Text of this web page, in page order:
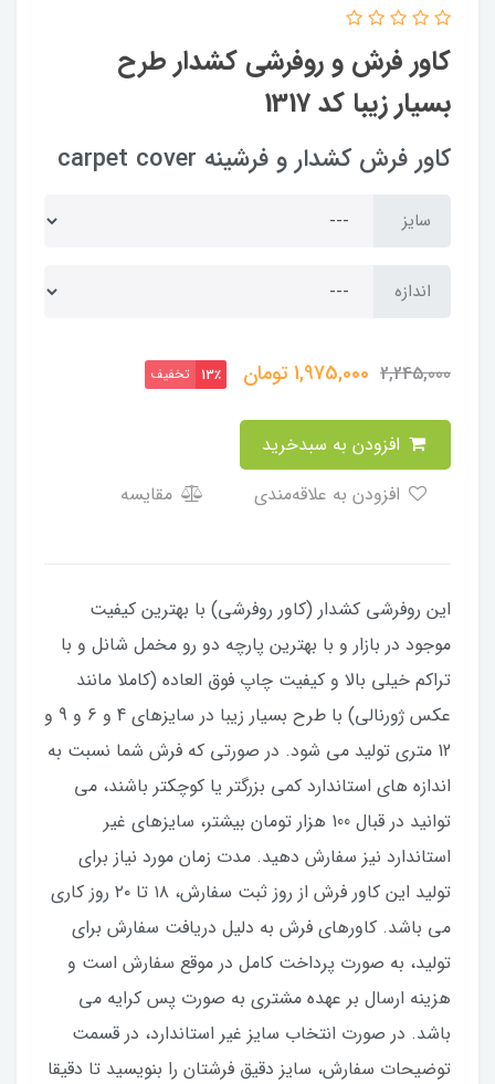
کاور فرش و روفرشی کشدار طرح
بسیار زیبا کد 1317
کاور فرش کشدار و فرشینه carpet cover
سایز
اندازه
2,245,000
1,975,000تومان 13٪ تخفیف
مقایسه
این روفرشی کشدار (کاور روفرشی) با بهترین کیفیت
موجود در بازار و با بهترین پارچه دو رو مخمل شانل و با
تراکم خیلی بالا و کیفیت چاپ فوق العاده (کاملا مانند
عکس ژورنالی) با طرح بسیار زیبا در سایزهای 4 و 6 و 9 و
12 متری تولید می شود. در صورتی که فرش شما نسبت به
اندازه های استاندارد کمی بزرگتر یا کوچکتر باشند، می
توانید در قبال 100 هزار تومان بیشتر، سایزهای غیر
استاندارد نیز سفارش دهید. مدت زمان مورد نیاز برای
تولید این کاور فرش از روز ثبت سفارش، ۱۸ تا ۲۰ روز کاری
می باشد. کاورهای فرش به دلیل دریافت سفارش برای
تولید، به صورت پرداخت کامل در موقع سفارش است و
هزینه ارسال بر عهده مشتری به صورت پس کرایه می
باشد. در صورت انتخاب سایز غیر استاندارد، در قسمت
توضیحات سفارش، سایز دقیق فرشتان را بنویسید تا دقیقا